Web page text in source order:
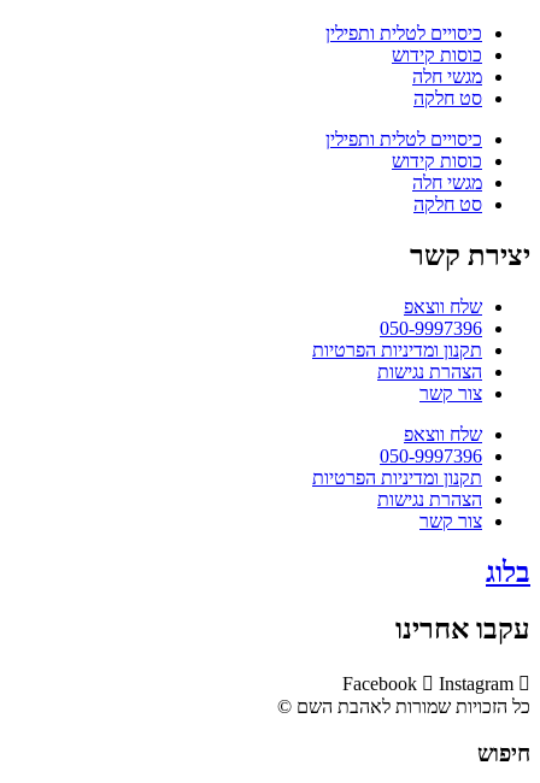
כיסויים לטלית ותפילין
כוסות קידוש
מגשי חלה
סט חלקה
כיסויים לטלית ותפילין
כוסות קידוש
מגשי חלה
סט חלקה
יצירת קשר
שלח ווצאפ
050-9997396
תקנון ומדיניות הפרטיות
הצהרת נגישות
צור קשר
שלח ווצאפ
050-9997396
תקנון ומדיניות הפרטיות
הצהרת נגישות
צור קשר
בלוג
עקבו אחרינו
Facebook
Instagram
כל הזכויות שמורות לאהבת השם ©​
חיפוש